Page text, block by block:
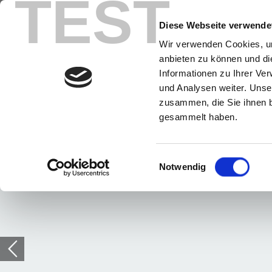
TESTDiese Webseite
Wir verwenden Cookies,
anbieten zu können und
Informationen zu Ihrer
und Analysen weiter.
zusammen, die Sie ihnen
gesammelt haben.
Einwilligungsauswahl
Notwendig